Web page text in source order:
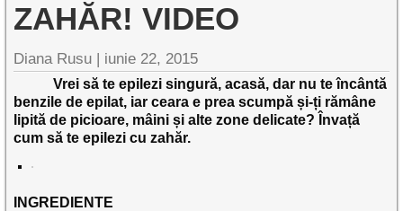
ZAHĂR! VIDEO
Diana Rusu | iunie 22, 2015
Vrei să te epilezi singură, acasă, dar nu te încântă
benzile de epilat, iar ceara e prea scumpă și-ți rămâne
lipită de picioare, mâini și alte zone delicate? Învață
cum să te epilezi cu zahăr.
INGREDIENTE